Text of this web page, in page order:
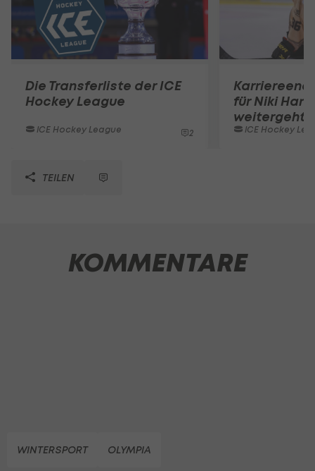
Die Transferliste der ICE
Hockey League
ICE Hockey League 2
für Niki Hartl
weitergeht
ICE Hockey
TEILEN
KOMMENTARE
WINTERSPORT OLYMPIA